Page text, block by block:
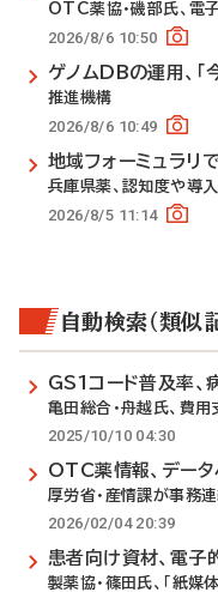
OTC薬協・磯部氏、電
2026/8/6 10:50
ゲノムDBの運用、「
推進機構
2026/8/6 10:49
地域フォーミュラリで
兵庫県薬、認知度や導
2026/8/5 11:14
自動検索（類似
GS1コード普及率、
亀田総合・舟越氏、費用
2025/10/10 04:30
OTC薬情報、データ
厚労省・産情課が事務
2026/02/04 20:39
患者向け資材、電子
製薬協・篠田氏、「紙媒